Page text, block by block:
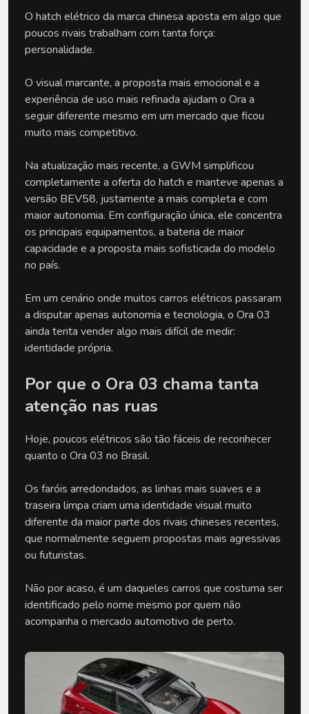
O hatch elétrico da marca chinesa aposta em algo que
poucos rivais trabalham com tanta força:
personalidade.
O visual marcante, a proposta mais emocional e a
experiência de uso mais refinada ajudam o Ora a
seguir diferente mesmo em um mercado que ficou
muito mais competitivo.
Na atualização mais recente, a GWM simplificou
completamente a oferta do hatch e manteve apenas a
versão BEV58, justamente a mais completa e com
maior autonomia. Em configuração única, ele concentra
os principais equipamentos, a bateria de maior
capacidade e a proposta mais sofisticada do modelo
no país.
Em um cenário onde muitos carros elétricos passaram
a disputar apenas autonomia e tecnologia, o Ora 03
ainda tenta vender algo mais difícil de medir:
identidade própria.
Por que o Ora 03 chama tanta
atenção nas ruas
Hoje, poucos elétricos são tão fáceis de reconhecer
quanto o Ora 03 no Brasil.
Os faróis arredondados, as linhas mais suaves e a
traseira limpa criam uma identidade visual muito
diferente da maior parte dos rivais chineses recentes,
que normalmente seguem propostas mais agressivas
ou futuristas.
Não por acaso, é um daqueles carros que costuma ser
identificado pelo nome mesmo por quem não
acompanha o mercado automotivo de perto.